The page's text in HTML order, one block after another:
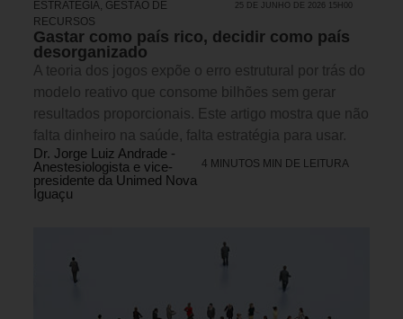
ESTRATÉGIA, GESTÃO DE
RECURSOS
25 DE JUNHO DE 2026 15H00
Gastar como país rico, decidir como país
desorganizado
A teoria dos jogos expõe o erro estrutural por trás do
modelo reativo que consome bilhões sem gerar
resultados proporcionais. Este artigo mostra que não
falta dinheiro na saúde, falta estratégia para usar.
Dr. Jorge Luiz Andrade -
Anestesiologista e vice-
presidente da Unimed Nova
Iguaçu
4 MINUTOS MIN DE LEITURA